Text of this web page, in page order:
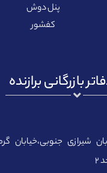
پنل دوش
کفشور
بازرگانی برازنده
شیرازی جنوبی،خیابان